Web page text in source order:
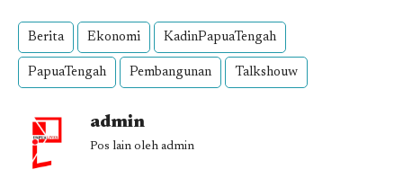
Berita Ekonomi KadinPapuaTengah
PapuaTengah Pembangunan Talkshouw
admin
Pos lain oleh admin